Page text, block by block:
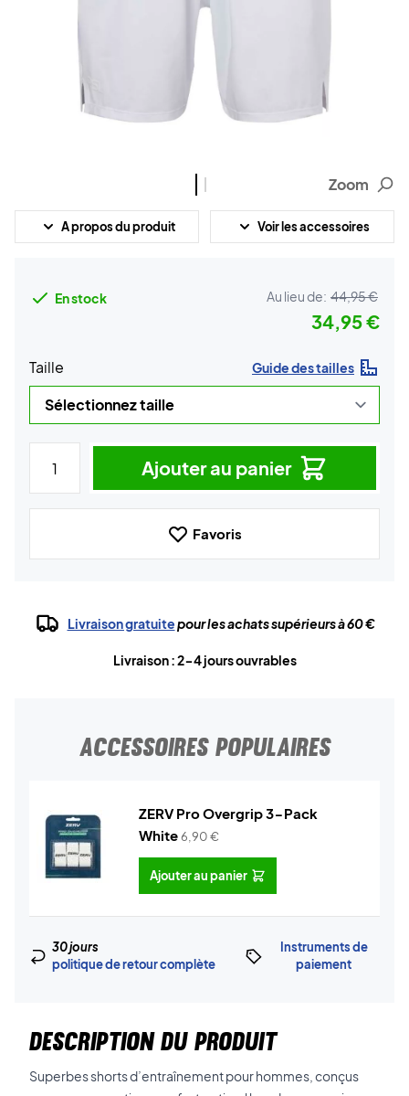
Zoom
A propos du produit Voir les accessoires
En stock Au lieu de: 44,95 €
34,95 €
Taille Guide des tailles
Ajouter au panier
Favoris
Livraison gratuitepour les achats supérieurs à 60 €
Livraison : 2-4 jours ouvrables
ACCESSOIRES POPULAIRES
ZERV Pro Overgrip 3-Pack
White6,90€
Ajouter au panier
30 jours
politique de retour complète
Instruments de
paiement
DESCRIPTION DU PRODUIT
Superbes shorts d’entraînement pour hommes, conçus